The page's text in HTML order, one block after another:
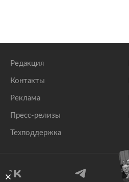
Редакция
Контакты
Реклама
Пресс-релизы
Техподдержка